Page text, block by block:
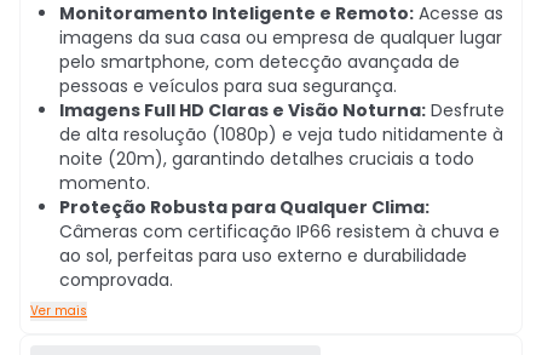
Monitoramento Inteligente e Remoto: Acesse as
imagens da sua casa ou empresa de qualquer lugar
pelo smartphone, com detecção avançada de
pessoas e veículos para sua segurança.
Imagens Full HD Claras e Visão Noturna: Desfrute
de alta resolução (1080p) e veja tudo nitidamente à
noite (20m), garantindo detalhes cruciais a todo
momento.
Proteção Robusta para Qualquer Clima:
Câmeras com certificação IP66 resistem à chuva e
ao sol, perfeitas para uso externo e durabilidade
comprovada.
Ver mais